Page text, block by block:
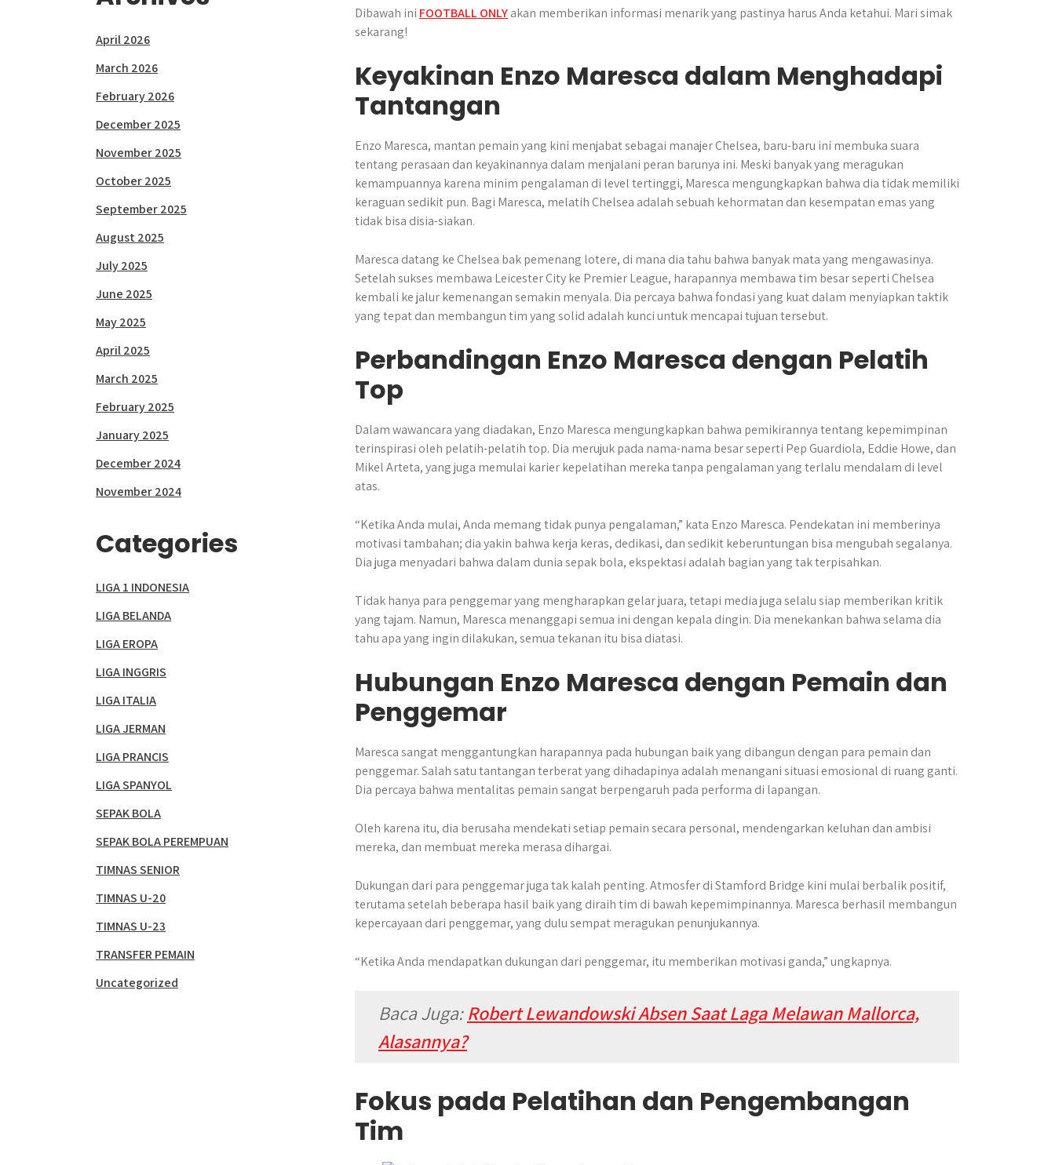
Dibawah ini FOOTBALL ONLYakan memberikan informasi menarik yang pastinya harus Anda ketahui. Mari simak
sekarang!
Keyakinan Enzo Maresca dalam Menghadapi
Tantangan
Enzo Maresca, mantan pemain yang kini menjabat sebagai manajer Chelsea, baru-baru ini membuka suara
tentang perasaan dan keyakinannya dalam menjalani peran barunya ini. Meski banyak yang meragukan
kemampuannya karena minim pengalaman di level tertinggi, Maresca mengungkapkan bahwa dia tidak memiliki
keraguan sedikit pun. Bagi Maresca, melatih Chelsea adalah sebuah kehormatan dan kesempatan emas yang
tidak bisa disia-siakan.
Maresca datang ke Chelsea bak pemenang lotere, di mana dia tahu bahwa banyak mata yang mengawasinya.
Setelah sukses membawa Leicester City ke Premier League, harapannya membawa tim besar seperti Chelsea
kembali ke jalur kemenangan semakin menyala. Dia percaya bahwa fondasi yang kuat dalam menyiapkan taktik
yang tepat dan membangun tim yang solid adalah kunci untuk mencapai tujuan tersebut.
Perbandingan Enzo Maresca dengan Pelatih
Top
Dalam wawancara yang diadakan, Enzo Maresca mengungkapkan bahwa pemikirannya tentang kepemimpinan
terinspirasi oleh pelatih-pelatih top. Dia merujuk pada nama-nama besar seperti Pep Guardiola, Eddie Howe, dan
Mikel Arteta, yang juga memulai karier kepelatihan mereka tanpa pengalaman yang terlalu mendalam di level
atas.
“Ketika Anda mulai, Anda memang tidak punya pengalaman,” kata Enzo Maresca. Pendekatan ini memberinya
motivasi tambahan; dia yakin bahwa kerja keras, dedikasi, dan sedikit keberuntungan bisa mengubah segalanya.
Dia juga menyadari bahwa dalam dunia sepak bola, ekspektasi adalah bagian yang tak terpisahkan.
Tidak hanya para penggemar yang mengharapkan gelar juara, tetapi media juga selalu siap memberikan kritik
yang tajam. Namun, Maresca menanggapi semua ini dengan kepala dingin. Dia menekankan bahwa selama dia
tahu apa yang ingin dilakukan, semua tekanan itu bisa diatasi.
Hubungan Enzo Maresca dengan Pemain dan
Penggemar
Maresca sangat menggantungkan harapannya pada hubungan baik yang dibangun dengan para pemain dan
penggemar. Salah satu tantangan terberat yang dihadapinya adalah menangani situasi emosional di ruang ganti.
Dia percaya bahwa mentalitas pemain sangat berpengaruh pada performa di lapangan.
Oleh karena itu, dia berusaha mendekati setiap pemain secara personal, mendengarkan keluhan dan ambisi
mereka, dan membuat mereka merasa dihargai.
Dukungan dari para penggemar juga tak kalah penting. Atmosfer di Stamford Bridge kini mulai berbalik positif,
terutama setelah beberapa hasil baik yang diraih tim di bawah kepemimpinannya. Maresca berhasil membangun
kepercayaan dari penggemar, yang dulu sempat meragukan penunjukannya.
“Ketika Anda mendapatkan dukungan dari penggemar, itu memberikan motivasi ganda,” ungkapnya.
Baca Juga:Robert Lewandowski Absen Saat Laga Melawan Mallorca,
Alasannya?
Fokus pada Pelatihan dan Pengembangan
Tim
April 2026
March 2026
February 2026
December 2025
November 2025
October 2025
September 2025
August 2025
July 2025
June 2025
May 2025
April 2025
March 2025
February 2025
January 2025
December 2024
November 2024
Categories
LIGA 1 INDONESIA
LIGA BELANDA
LIGA EROPA
LIGA INGGRIS
LIGA ITALIA
LIGA JERMAN
LIGA PRANCIS
LIGA SPANYOL
SEPAK BOLA
SEPAK BOLA PEREMPUAN
TIMNAS SENIOR
TIMNAS U-20
TIMNAS U-23
TRANSFER PEMAIN
Uncategorized